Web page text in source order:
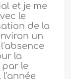
et je me
le
de la
un
la
le
l'année